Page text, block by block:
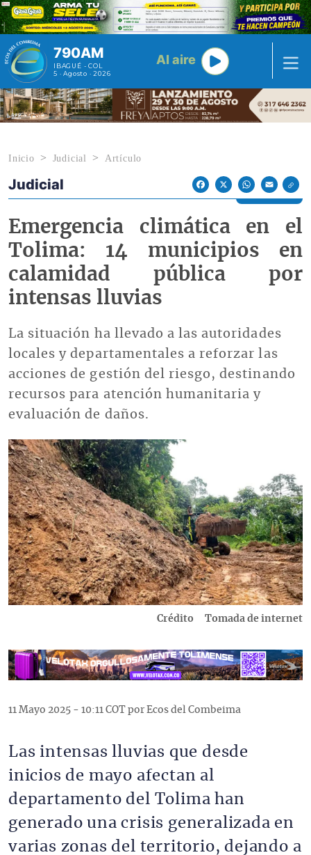
Pasar al contenido principal
790AM
IBAGUÉ - COL
5 · Agosto · 2026
Al aire
Inicio Judicial Artículo
Econoticias y Eventos
Judicial
FacebookX WhatsAppEmail
Emergencia climática en el
Tolima: 14 municipios en
calamidad pública por
intensas lluvias
La situación ha llevado a las autoridades
locales y departamentales a reforzar las
acciones de gestión del riesgo, destinando
recursos para atención humanitaria y
evaluación de daños.
Imagen
Crédito Tomada de internet
11 Mayo 2025 - 10:11 COT por Ecos del Combeima
Las intensas lluvias que desde
inicios de mayo afectan al
departamento del Tolima han
generado una crisis generalizada en
varias zonas del territorio, dejando a